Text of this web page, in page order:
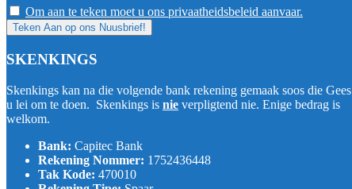
Om aan te teken moet u ons privaatheidsbeleid aanvaar.
SKENKINGS
Skenkings kan na die volgende bank rekening gemaak soos die Gees
u lei om te doen. Skenkings is nie verpligtend nie. Enige bedrag is
welkom.
Bank: Capitec Bank
Rekening Nommer: 1752436448
Tak Kode: 470010